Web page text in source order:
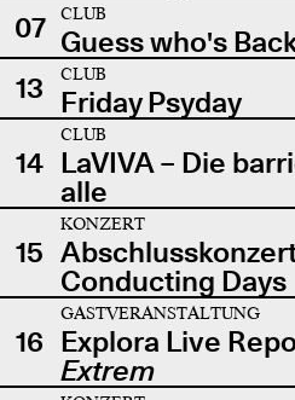
07
CLUB
Guess who's
13
CLUB
Friday Psyday
14
CLUB
LaVIVA – Die
alle
15
KONZERT
Conducting Days
16
GASTVERANSTALTUNG
Explora Live
Extrem